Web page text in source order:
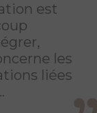
est
les
liées